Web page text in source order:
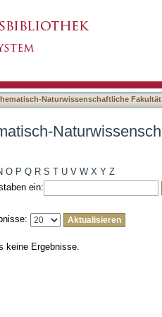
Naturwissenschaftliche Fakultät
O P Q R S T U V W X Y Z
ein:
keine Ergebnisse.